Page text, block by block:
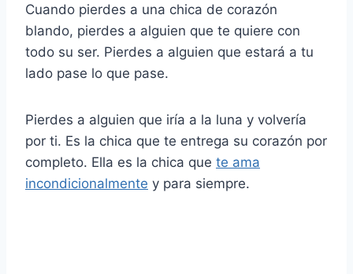
Cuando pierdes a una chica de corazón
blando, pierdes a alguien que te quiere con
todo su ser. Pierdes a alguien que estará a tu
lado pase lo que pase.
Pierdes a alguien que iría a la luna y volvería
por ti. Es la chica que te entrega su corazón por
completo. Ella es la chica que te ama
incondicionalmente y para siempre.